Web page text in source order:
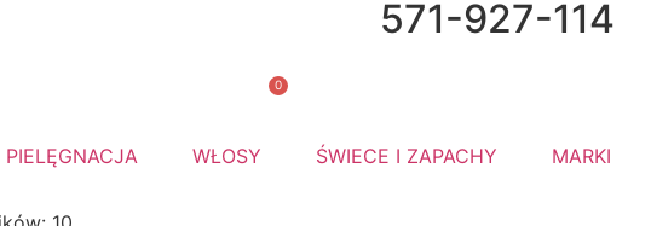
do
571-927-114
0
PIELĘGNACJA WŁOSY ŚWIECE I ZAPACHY MARKI